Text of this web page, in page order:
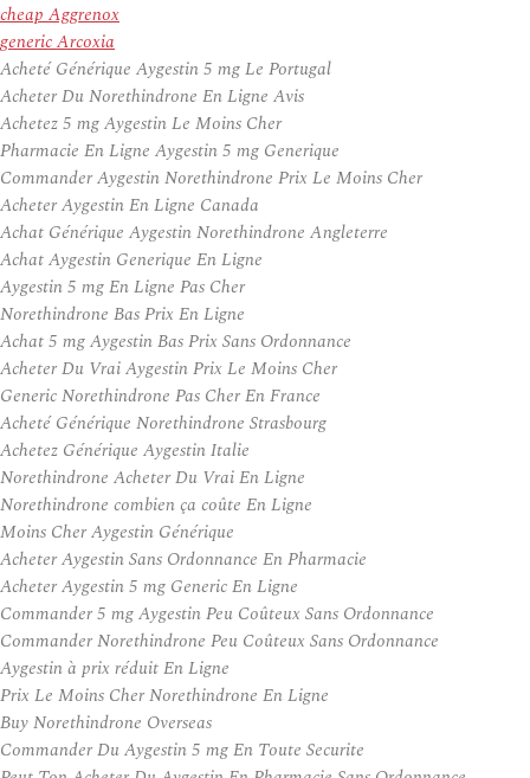
cheap Aggrenox
generic Arcoxia
Acheté Générique Aygestin 5 mg Le Portugal
Acheter Du Norethindrone En Ligne Avis
Achetez 5 mg Aygestin Le Moins Cher
Pharmacie En Ligne Aygestin 5 mg Generique
Commander Aygestin Norethindrone Prix Le Moins Cher
Acheter Aygestin En Ligne Canada
Achat Générique Aygestin Norethindrone Angleterre
Achat Aygestin Generique En Ligne
Aygestin 5 mg En Ligne Pas Cher
Norethindrone Bas Prix En Ligne
Achat 5 mg Aygestin Bas Prix Sans Ordonnance
Acheter Du Vrai Aygestin Prix Le Moins Cher
Generic Norethindrone Pas Cher En France
Acheté Générique Norethindrone Strasbourg
Achetez Générique Aygestin Italie
Norethindrone Acheter Du Vrai En Ligne
Norethindrone combien ça coûte En Ligne
Moins Cher Aygestin Générique
Acheter Aygestin Sans Ordonnance En Pharmacie
Acheter Aygestin 5 mg Generic En Ligne
Commander 5 mg Aygestin Peu Coûteux Sans Ordonnance
Commander Norethindrone Peu Coûteux Sans Ordonnance
Aygestin à prix réduit En Ligne
Prix Le Moins Cher Norethindrone En Ligne
Buy Norethindrone Overseas
Commander Du Aygestin 5 mg En Toute Securite